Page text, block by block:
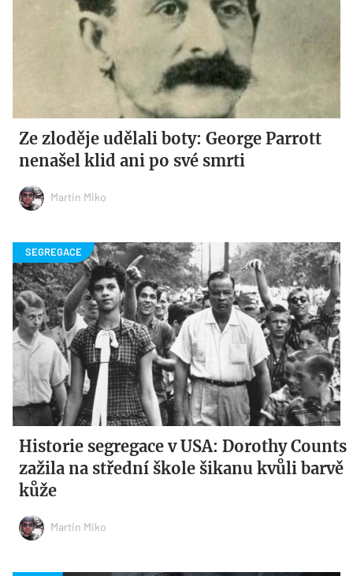
Ze zloděje udělali boty: George Parrott
nenašel klid ani po své smrti
Martin Miko
Historie segregace v USA: Dorothy Counts
zažila na střední škole šikanu kvůli barvě
kůže
Martin Miko